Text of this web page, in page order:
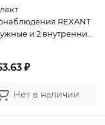
REXANT
и 2 внутренние
₽
Нет в наличии